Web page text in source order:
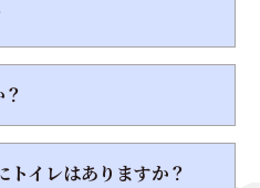
トイレはありますか？